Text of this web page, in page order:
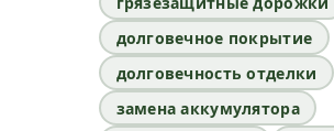
долговечное покрытие
долговечность отделки
замена аккумулятора